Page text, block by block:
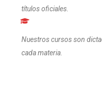
títulos oficiales.
Nuestros cursos son
cada materia.